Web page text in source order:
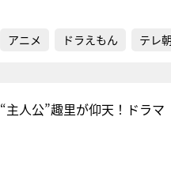
アニメ ドラえもん テレ
“主人公”趣里が仰天！ドラ